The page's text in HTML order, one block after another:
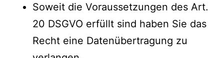
Soweit die Voraussetzungen des Art.
20 DSGVO erfüllt sind haben Sie das
Recht eine Datenübertragung zu